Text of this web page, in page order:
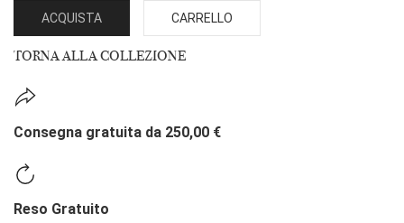
ACQUISTA CARRELLO
TORNA ALLA COLLEZIONE
Consegna gratuita da 250,00 €
Reso Gratuito